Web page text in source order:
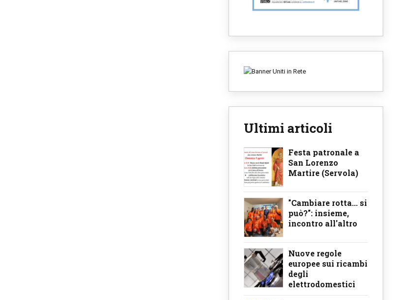
Ultimi articoli
Festa patronale a
San Lorenzo
Martire (Servola)
"Cambiare rotta... si
può?": insieme,
incontro all'altro
Nuove regole
europee sui ricambi
degli
elettrodomestici